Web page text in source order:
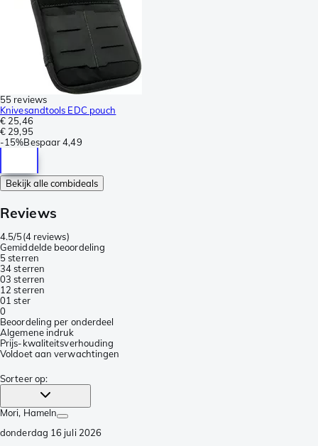
55 reviews
Knivesandtools EDC pouch
€ 25,46
€ 29,95
-15%Bespaar 4,49
Bekijk alle combideals
Reviews
4.5/5(4 reviews)
Gemiddelde beoordeling
5 sterren
34 sterren
03 sterren
1 2 sterren
01 ster
0
Beoordeling per onderdeel
Algemene indruk
Prijs-kwaliteitsverhouding
Voldoet aan verwachtingen
Sorteer op:
Mori, Hameln
donderdag 16 juli 2026